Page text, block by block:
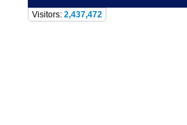
Visitors: 2,437,472